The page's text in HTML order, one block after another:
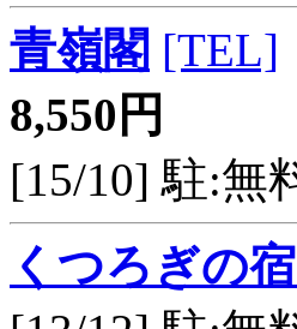
青嶺閣 [TEL]
8,550円
[15/10] 駐:無
くつろぎの